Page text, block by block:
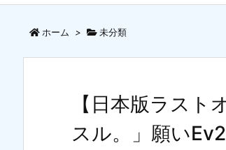
ホーム > 未分類
【日本版ラス
スル。」願い